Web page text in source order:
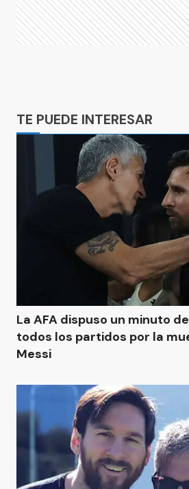
TE PUEDE INTERESAR
La AFA dispuso un minuto
todos los partidos por la
Messi